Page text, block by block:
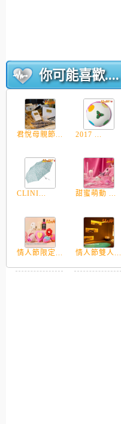
你可能喜歡....
君悅母親節... 2017 ...
CLINI... 甜蜜萌動 ...
情人節限定... 情人節雙人...